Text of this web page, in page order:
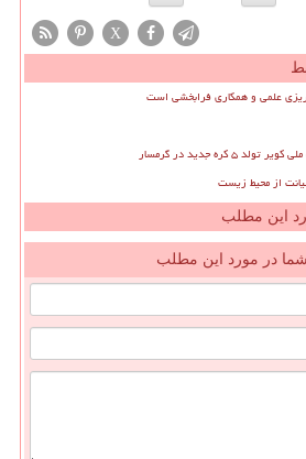
X
ریزی علمی و همکاری فرابخشی است
جدید در گرمسار
از محیط زیست
این مطلب
در مورد این مطلب